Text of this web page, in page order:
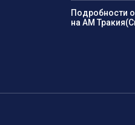
Подробности
на АМ